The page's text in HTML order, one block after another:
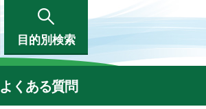
目的別検索
よくある質問